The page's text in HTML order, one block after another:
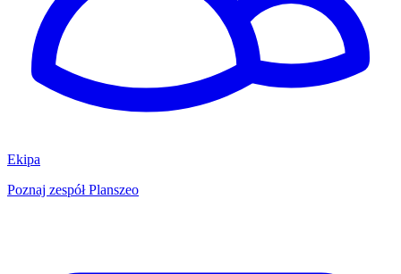
Ekipa
Poznaj zespół Planszeo